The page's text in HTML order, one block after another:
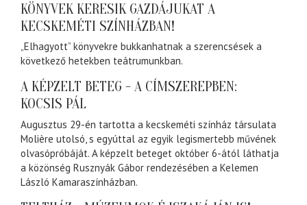
KÖNYVEK KERESIK GAZDÁJUKAT A
KECSKEMÉTI SZÍNHÁZBAN!
„Elhagyott” könyvekre bukkanhatnak a szerencsések a
következő hetekben teátrumunkban.
A KÉPZELT BETEG - A CÍMSZEREPBEN:
KOCSIS PÁL
Augusztus 29-én tartotta a kecskeméti színház társulata
Molière utolsó, s egyúttal az egyik legismertebb művének
olvasópróbáját. A képzelt beteget október 6-ától láthatja
a közönség Rusznyák Gábor rendezésében a Kelemen
László Kamaraszínházban.